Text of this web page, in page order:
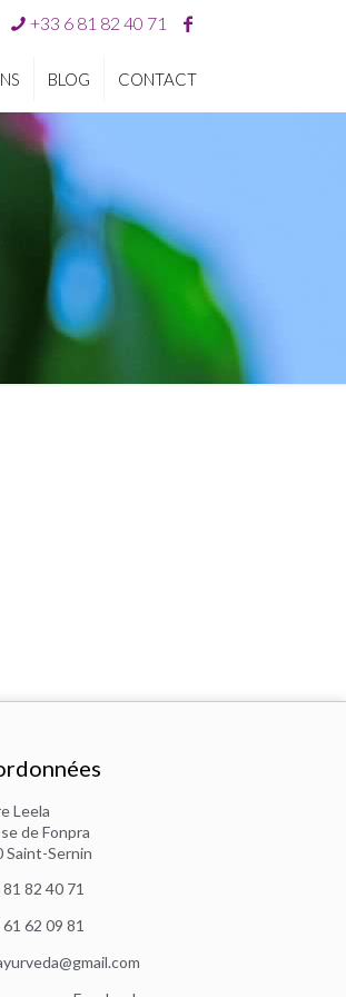
+33 6 81 82 40 71
BLOG CONTACT
Leela
de Fonpra
Saint-Sernin
82 40 71
62 09 81